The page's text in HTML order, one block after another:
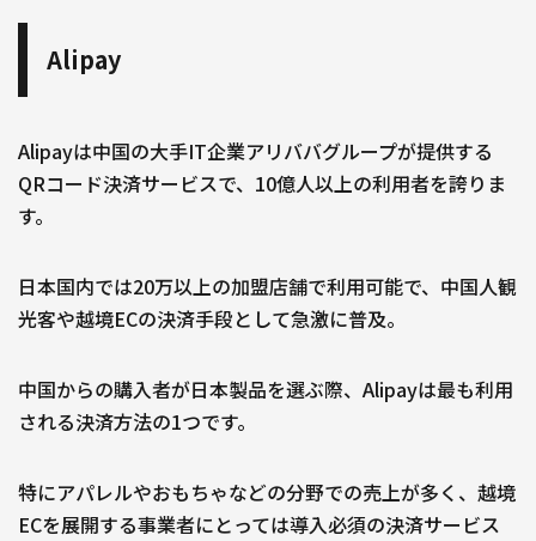
Alipay
Alipayは中国の大手IT企業アリババグループが提供する
QRコード決済サービスで、10億人以上の利用者を誇りま
す。
日本国内では20万以上の加盟店舗で利用可能で、中国人観
光客や越境ECの決済手段として急激に普及。
中国からの購入者が日本製品を選ぶ際、Alipayは最も利用
される決済方法の1つです。
特にアパレルやおもちゃなどの分野での売上が多く、越境
ECを展開する事業者にとっては導入必須の決済サービス